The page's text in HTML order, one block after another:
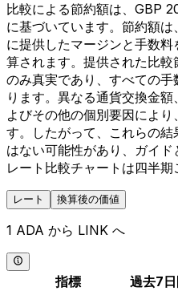
比較による節約額は、GBP
に基づいています。節約額
に提供したマージンと手数
算されます。提供された比
のみ真実であり、すべての
ります。異なる通貨交換金
よびその他の個別要因によ
す。したがって、これらの
はない可能性があり、ガイド
レート比較チャートは四半期
レート 換算後の価値
1 ADA から LINK へ
指標 過去7